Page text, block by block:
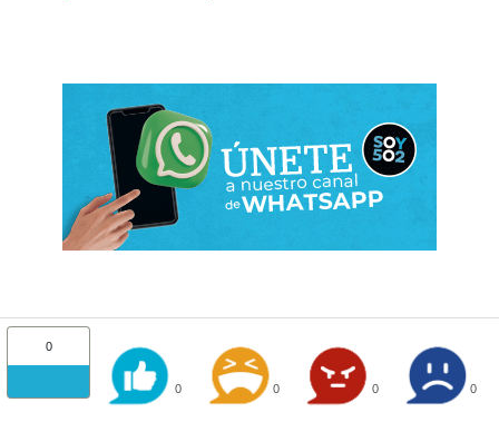
0
0 0 0 0